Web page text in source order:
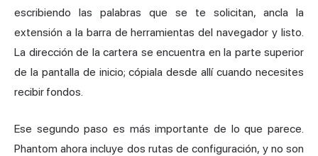
escribiendo las palabras que se te solicitan, ancla la
extensión a la barra de herramientas del navegador y listo.
La dirección de la cartera se encuentra en la parte superior
de la pantalla de inicio; cópiala desde allí cuando necesites
recibir fondos.
Ese segundo paso es más importante de lo que parece.
Phantom ahora incluye dos rutas de configuración, y no son